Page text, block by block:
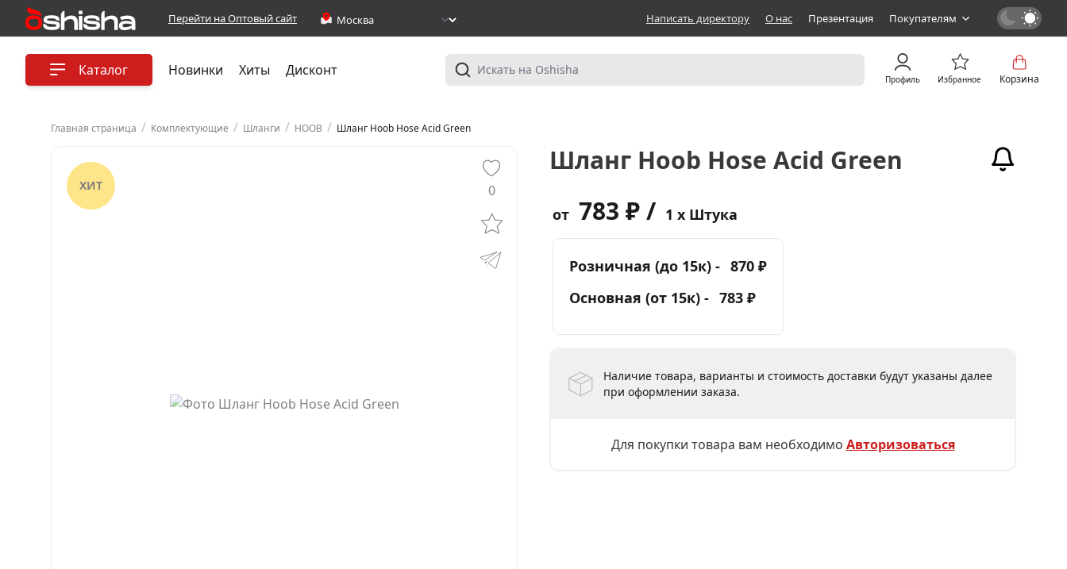
Перейти на Оптовый сайт Написать директору О нас Презентация Покупателям
Каталог Новинки Хиты Дисконт
Профиль Избранное Корзина
Главная страница / Комплектующие / Шланги / HOOB / Шланг Hoob Hose Acid Green
ХИТ 0
Шланг Hoob Hose Acid Green
от 783 ₽ / 1 x Штука
Розничная (до 15к) - 870 ₽
Основная (от 15к) - 783 ₽
Наличие товара, варианты и стоимость доставки будут указаны далее
при оформлении заказа.
Для покупки товара вам необходимо Авторизоваться